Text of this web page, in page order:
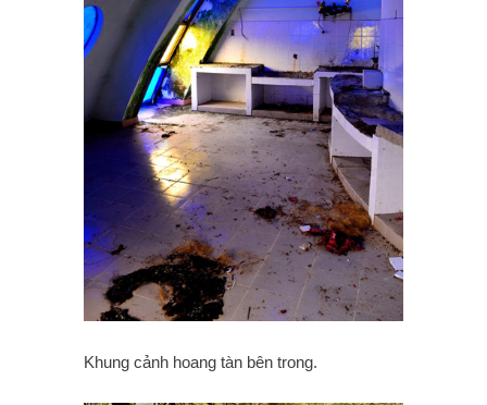
Khung cảnh hoang tàn bên trong.